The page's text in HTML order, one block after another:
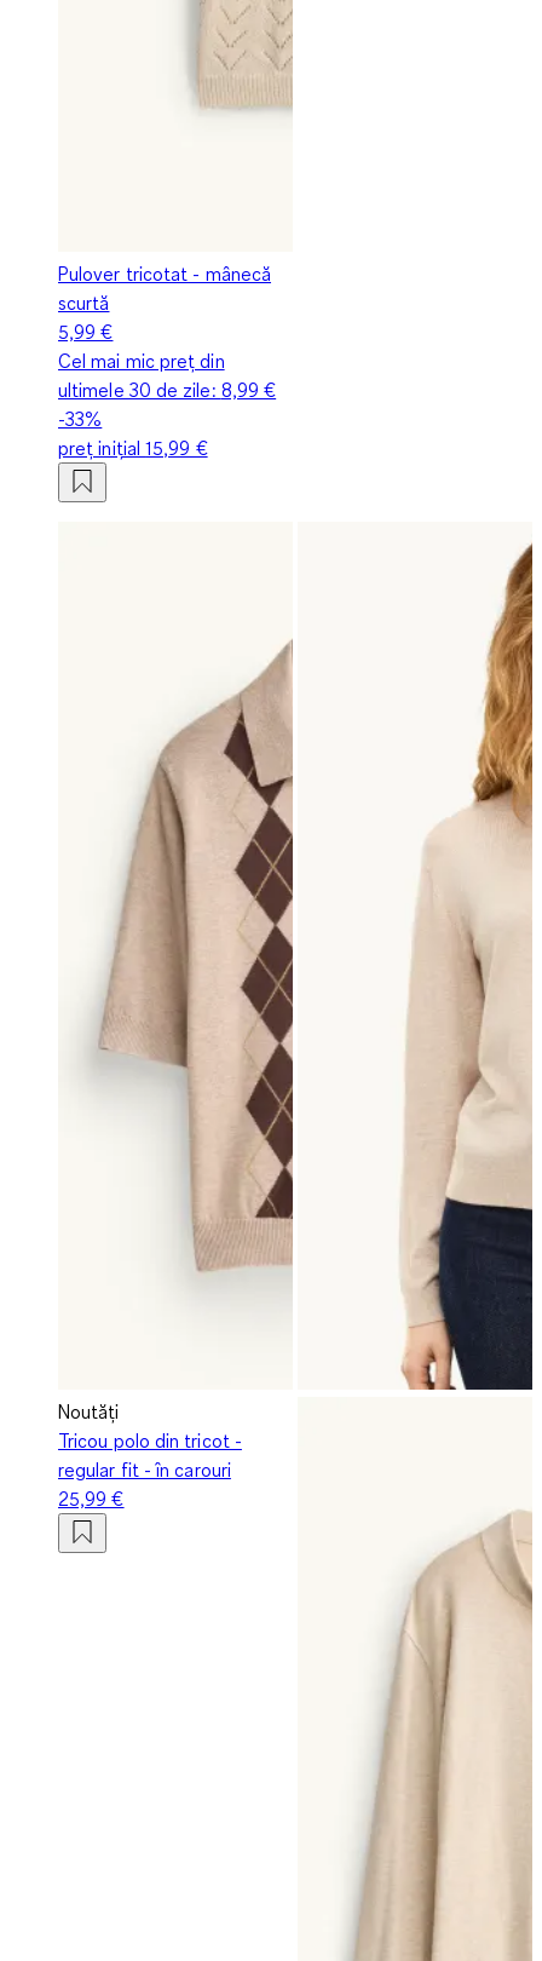
Pulover tricotat - mânecă
scurtă
5,99 €
Cel mai mic preț din
ultimele 30 de zile: 8,99 €
-33%
preț inițial15,99 €
Noutăți
Tricou polo din tricot -
regular fit - în carouri
25,99 €